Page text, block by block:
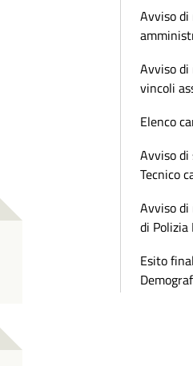
Avviso
Avviso
vincoli
Elenco
Avviso
Tecnico
Avviso
di Polizia
Esito